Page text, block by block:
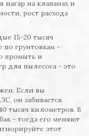
нагар на клапанах и
рост расхода
15-20 тысяч
по грунтовкам -
промыть и
для пылесоса - это
Если вы
он забивается
тысяч километров. В
- тогда его меняют
этот